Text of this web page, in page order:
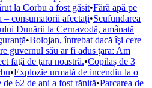
la Corbu a fost găsit•Fără apă pe
– consumatorii afectați•Scufundarea
Dunării la Cernavodă, amânată
•Bolojan, întrebat dacă îşi cere
guvernul său ar fi adus ţara: Am
faţă de ţara noastră.•Copilaș de 3
•Explozie urmată de incendiu la o
62 de ani a fost rănită•Parcarea de